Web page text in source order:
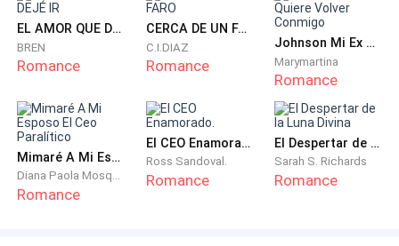
​Valeria rió, abrazándola con fuerza, sin sospechar que,
mientras ella celebraba un trabajo honesto, su mejor
amiga ya estaba diseñando un plan donde la
honestidad no tenía cabida.
EL AMOR QUE DEJÉ IR
BREN
Romance
CERCA DE UN FARO
C.I.DIAZ
Romance
Johnson Mi Ex Quiere Volver Conmigo
Marymartina
Romance
Mimaré A Mi Esposo El Ceo Paralítico
Diana Paola Mosquera Mosquera
Romance
El CEO Enamorado.
Ross Sandoval.
Romance
El Despertar de la Luna Divina
Sarah S. Richards
Romance